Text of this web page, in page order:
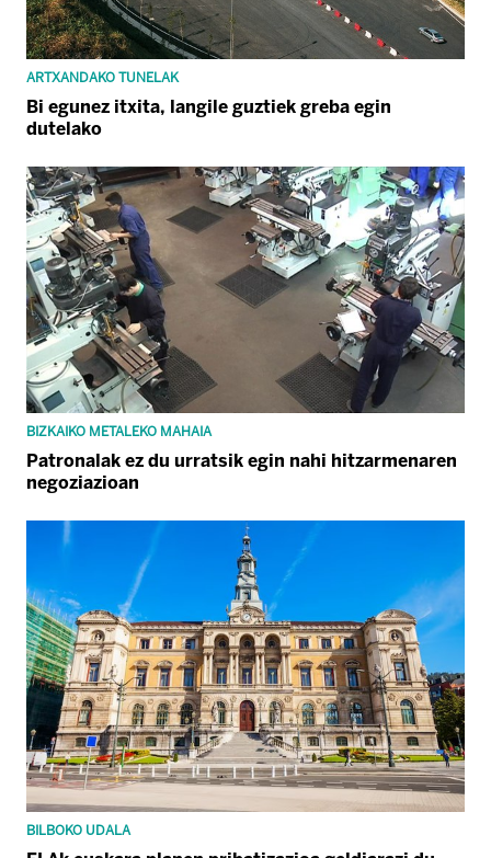
ARTXANDAKO TUNELAK
Bi egunez itxita, langile guztiek greba egin
dutelako
BIZKAIKO METALEKO MAHAIA
Patronalak ez du urratsik egin nahi hitzarmenaren
negoziazioan
BILBOKO UDALA